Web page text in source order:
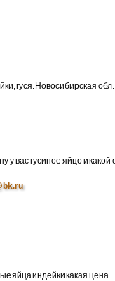
гуся. Новосибирская
у вас гусиное яйцо и
яйца индейки какая цена